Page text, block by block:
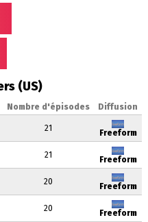
(US)
Nombre d'épisodes Diffusion
21 Freeform
21 Freeform
20 Freeform
20 Freeform